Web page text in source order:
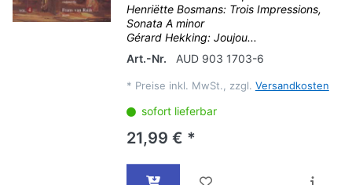
Henriëtte Bosmans: Trois Impressions,
Sonata A minor
Gérard Hekking: Joujou...
Art.-Nr.
AUD 903 1703-6
* Preise inkl. MwSt., zzgl. Versandkosten
sofort lieferbar
21,99 € *